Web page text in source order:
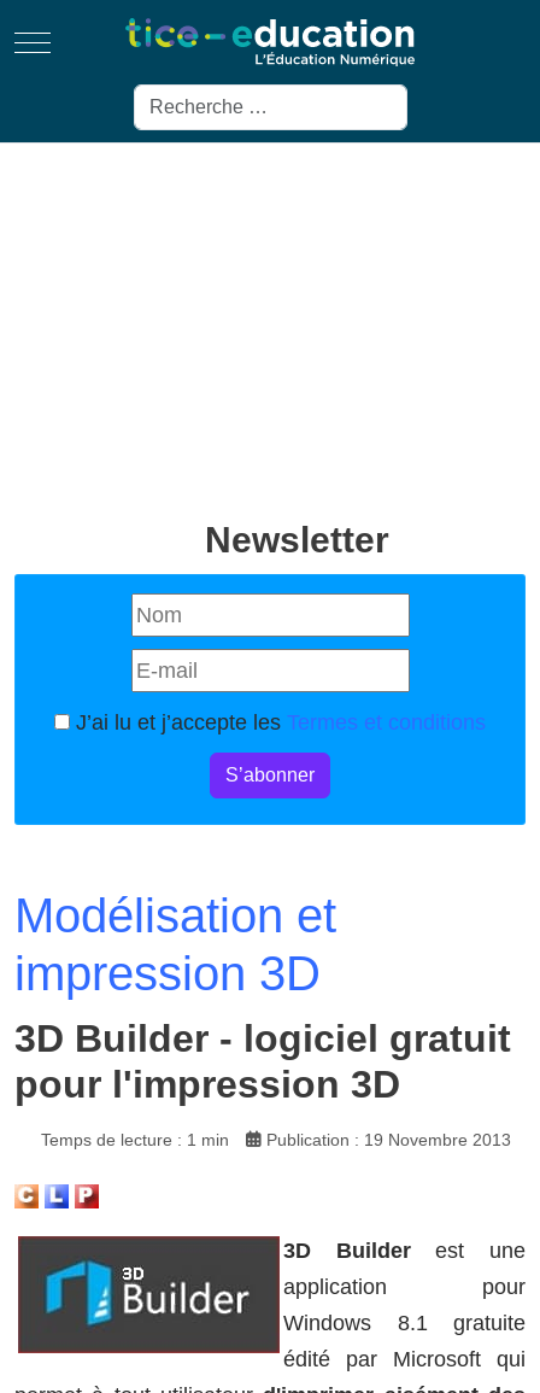
Mobile Menu Toggle
Rechercher
Newsletter
J’ai lu et j’accepte les Termes et conditions
S’abonner
Modélisation et
impression 3D
3D Builder - logiciel gratuit
pour l'impression 3D
Temps de lecture : 1 min Publication : 19 Novembre 2013
3D Builderest une
application pour
Windows 8.1 gratuite
édité par Microsoft qui